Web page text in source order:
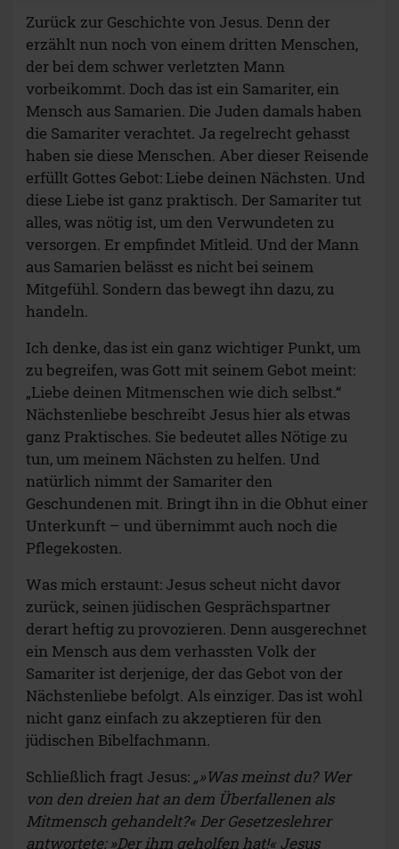
Zurück zur Geschichte von Jesus. Denn der
erzählt nun noch von einem dritten Menschen,
der bei dem schwer verletzten Mann
vorbeikommt. Doch das ist ein Samariter, ein
Mensch aus Samarien. Die Juden damals haben
die Samariter verachtet. Ja regelrecht gehasst
haben sie diese Menschen. Aber dieser Reisende
erfüllt Gottes Gebot: Liebe deinen Nächsten. Und
diese Liebe ist ganz praktisch. Der Samariter tut
alles, was nötig ist, um den Verwundeten zu
versorgen. Er empfindet Mitleid. Und der Mann
aus Samarien belässt es nicht bei seinem
Mitgefühl. Sondern das bewegt ihn dazu, zu
handeln.
Ich denke, das ist ein ganz wichtiger Punkt, um
zu begreifen, was Gott mit seinem Gebot meint:
„Liebe deinen Mitmenschen wie dich selbst.“
Nächstenliebe beschreibt Jesus hier als etwas
ganz Praktisches. Sie bedeutet alles Nötige zu
tun, um meinem Nächsten zu helfen. Und
natürlich nimmt der Samariter den
Geschundenen mit. Bringt ihn in die Obhut einer
Unterkunft – und übernimmt auch noch die
Pflegekosten.
Was mich erstaunt: Jesus scheut nicht davor
zurück, seinen jüdischen Gesprächspartner
derart heftig zu provozieren. Denn ausgerechnet
ein Mensch aus dem verhassten Volk der
Samariter ist derjenige, der das Gebot von der
Nächstenliebe befolgt. Als einziger. Das ist wohl
nicht ganz einfach zu akzeptieren für den
jüdischen Bibelfachmann.
Schließlich fragt Jesus: „»Was meinst du? Wer
von den dreien hat an dem Überfallenen als
Mitmensch gehandelt?« Der Gesetzeslehrer
antwortete: »Der ihm geholfen hat!« Jesus